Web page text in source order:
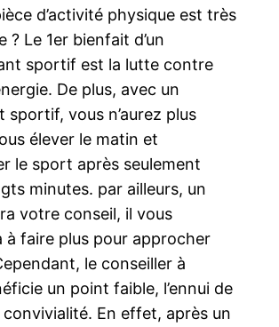
d’activité physique est très
? Le 1er bienfait d’un
sportif est la lutte contre
De plus, avec un
sportif, vous n’aurez plus
élever le matin et
le sport après seulement
minutes. par ailleurs, un
votre conseil, il vous
à faire plus pour approcher
le conseiller à
un point faible, l’ennui de
convivialité. En effet, après un